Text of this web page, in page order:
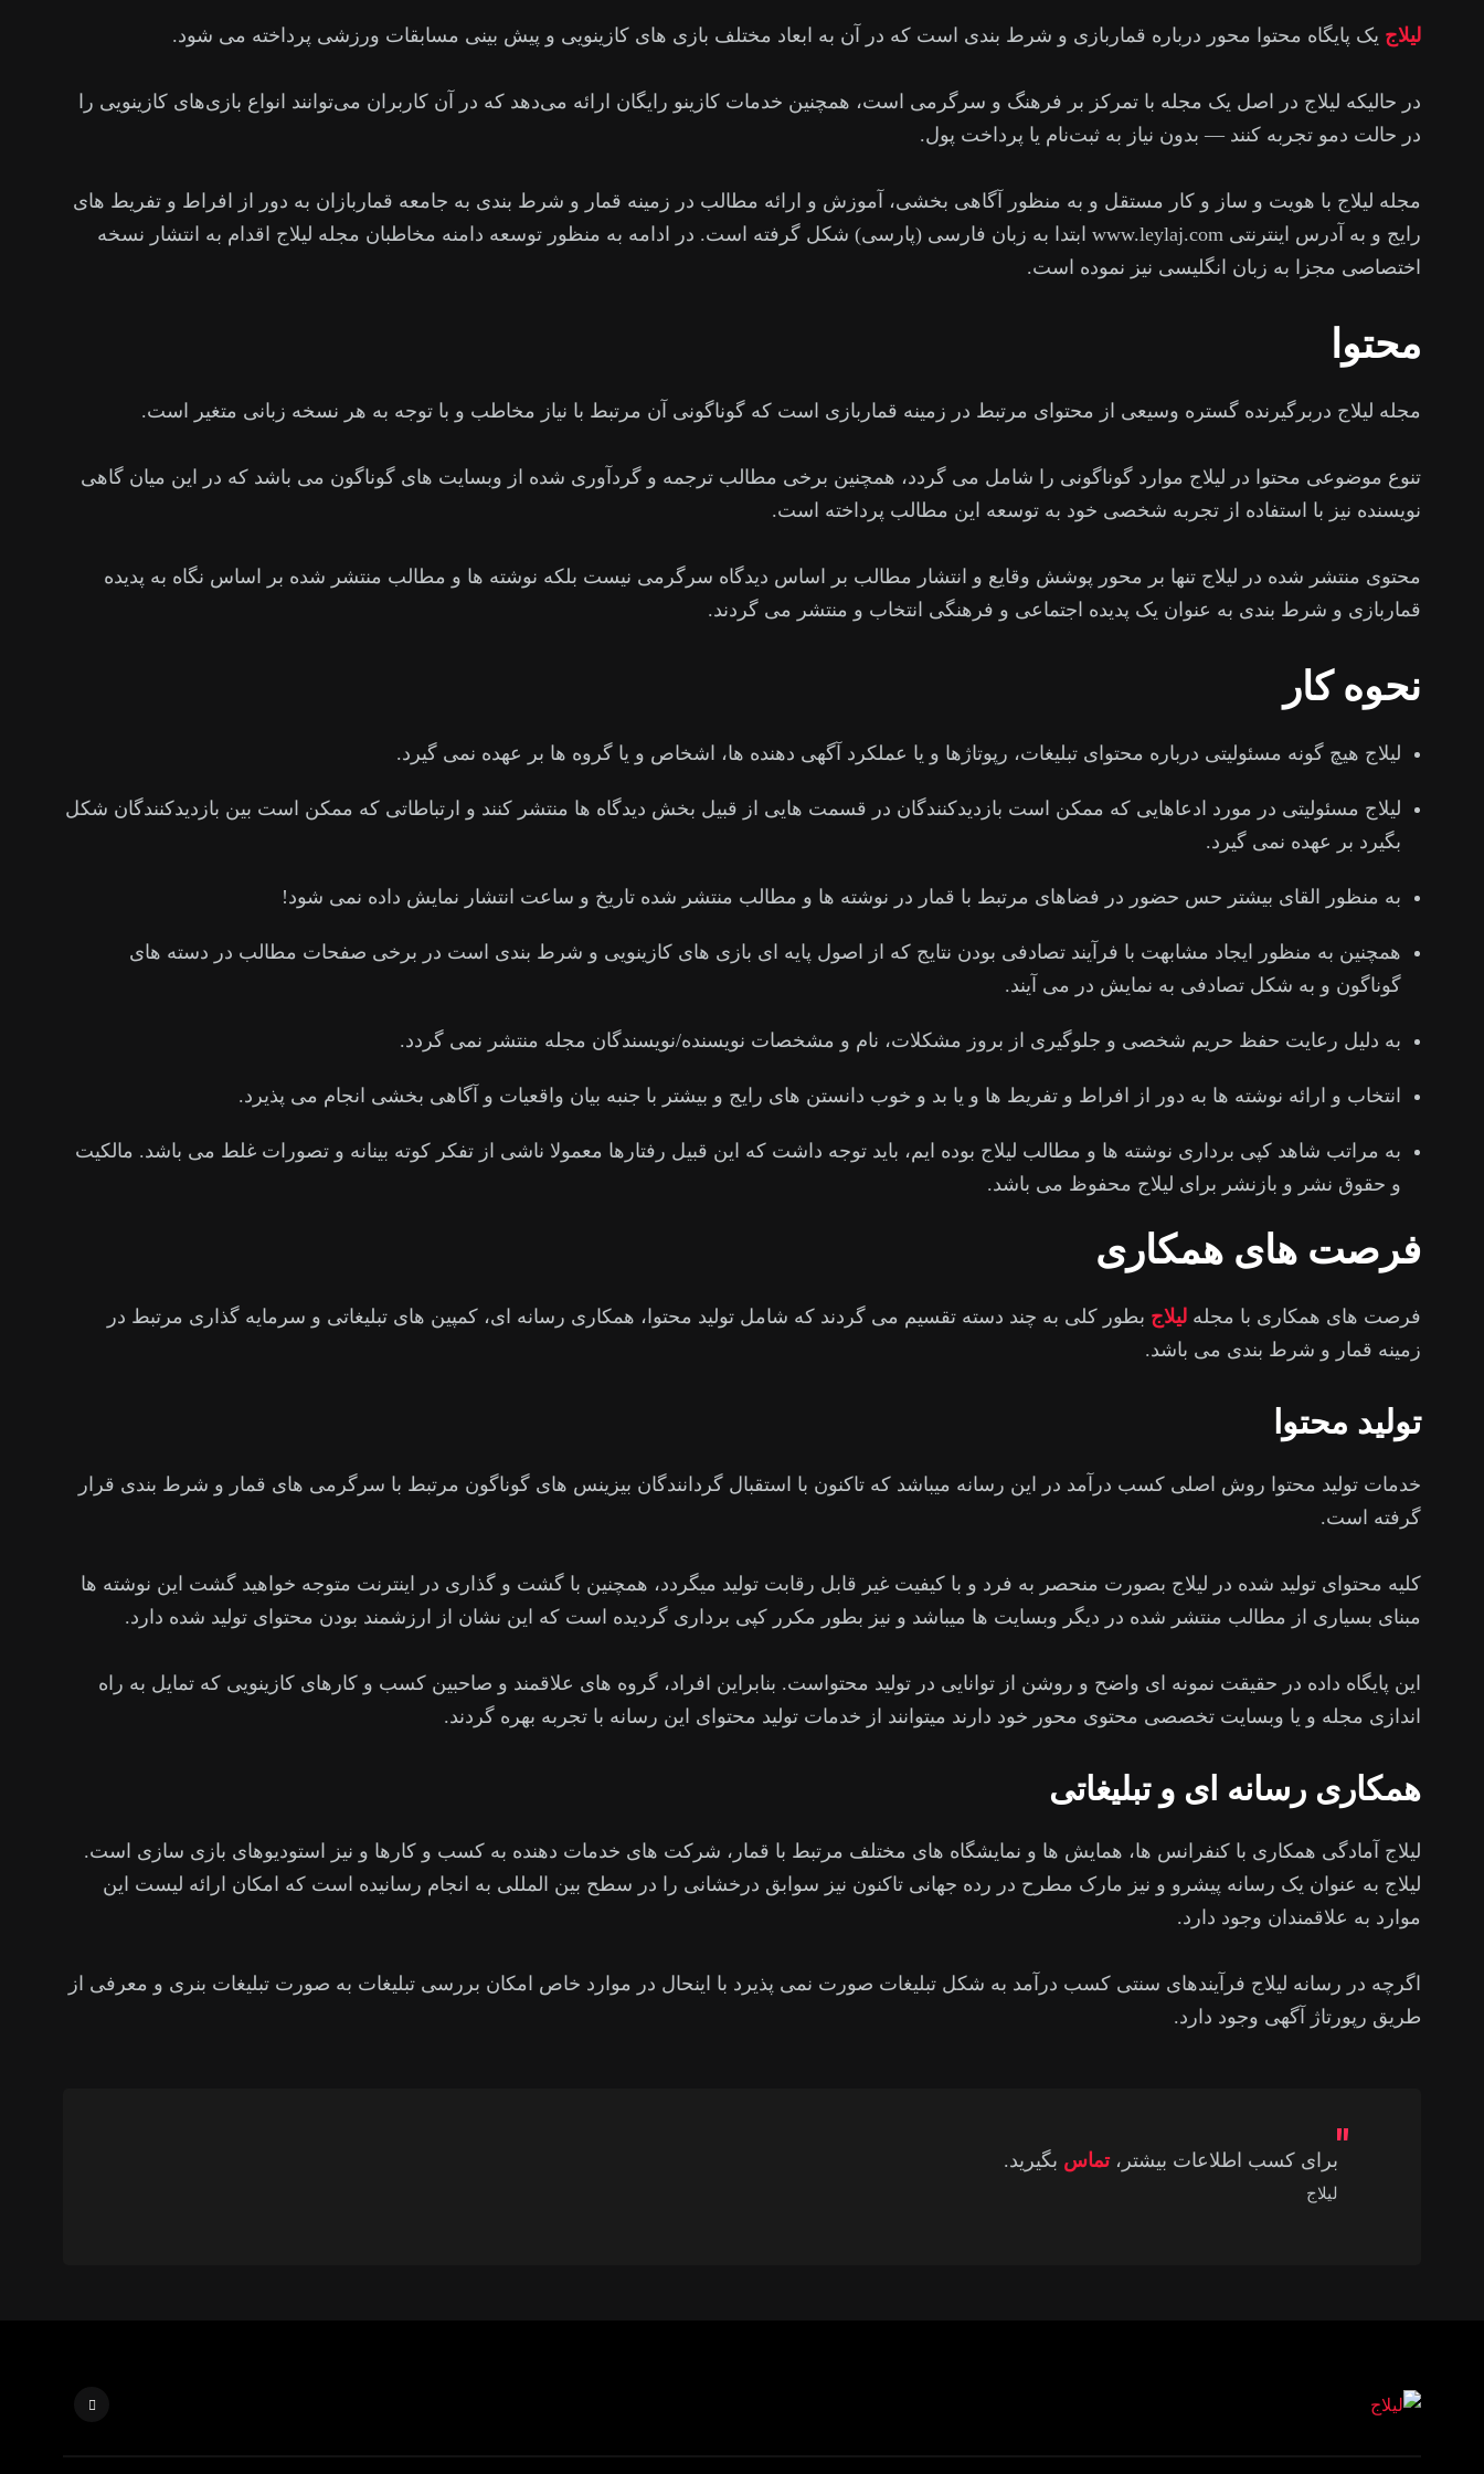
لیلاج یک پایگاه محتوا محور درباره قماربازی و شرط بندی است که در آن به ابعاد مختلف بازی های کازینویی و پیش بینی مسابقات ورزشی پرداخته می شود.
در حالیکه لیلاج در اصل یک مجله با تمرکز بر فرهنگ و سرگرمی است، همچنین خدمات کازینو رایگان ارائه می‌دهد که در آن کاربران می‌توانند انواع بازی‌های کازینویی را
در حالت دمو تجربه کنند — بدون نیاز به ثبت‌نام یا پرداخت پول.
مجله لیلاج با هویت و ساز و کار مستقل و به منظور آگاهی بخشی، آموزش و ارائه مطالب در زمینه قمار و شرط بندی به جامعه قماربازان به دور از افراط و تفریط های
رایج و به آدرس اینترنتی www.leylaj.com ابتدا به زبان فارسی (پارسی) شکل گرفته است. در ادامه به منظور توسعه دامنه مخاطبان مجله لیلاج اقدام به انتشار نسخه
اختصاصی مجزا به زبان انگلیسی نیز نموده است.
محتوا
مجله لیلاج دربرگیرنده گستره وسیعی از محتوای مرتبط در زمینه قماربازی است که گوناگونی آن مرتبط با نیاز مخاطب و با توجه به هر نسخه زبانی متغیر است.
تنوع موضوعی محتوا در لیلاج موارد گوناگونی را شامل می گردد، همچنین برخی مطالب ترجمه و گردآوری شده از وبسایت های گوناگون می باشد که در این میان گاهی
نویسنده نیز با استفاده از تجربه شخصی خود به توسعه این مطالب پرداخته است.
محتوی منتشر شده در لیلاج تنها بر محور پوشش وقایع و انتشار مطالب بر اساس دیدگاه سرگرمی نیست بلکه نوشته ها و مطالب منتشر شده بر اساس نگاه به پدیده
قماربازی و شرط بندی به عنوان یک پدیده اجتماعی و فرهنگی انتخاب و منتشر می گردند.
نحوه کار
لیلاج هیچ گونه مسئولیتی درباره محتوای تبلیغات، رپوتاژها و یا عملکرد آگهی دهنده ها، اشخاص و یا گروه ها بر عهده نمی گیرد.
لیلاج مسئولیتی در مورد ادعاهایی که ممکن است بازدیدکنندگان در قسمت هایی از قبیل بخش دیدگاه ها منتشر کنند و ارتباطاتی که ممکن است بین بازدیدکنندگان شکل
بگیرد بر عهده نمی گیرد.
به منظور القای بیشتر حس حضور در فضاهای مرتبط با قمار در نوشته ها و مطالب منتشر شده تاریخ و ساعت انتشار نمایش داده نمی شود!
همچنین به منظور ایجاد مشابهت با فرآیند تصادفی بودن نتایج که از اصول پایه ای بازی های کازینویی و شرط بندی است در برخی صفحات مطالب در دسته های
گوناگون و به شکل تصادفی به نمایش در می آیند.
به دلیل رعایت حفظ حریم شخصی و جلوگیری از بروز مشکلات، نام و مشخصات نویسنده/نویسندگان مجله منتشر نمی گردد.
انتخاب و ارائه نوشته ها به دور از افراط و تفریط ها و یا بد و خوب دانستن های رایج و بیشتر با جنبه بیان واقعیات و آگاهی بخشی انجام می پذیرد.
به مراتب شاهد کپی برداری نوشته ها و مطالب لیلاج بوده ایم، باید توجه داشت که این قبیل رفتارها معمولا ناشی از تفکر کوته بینانه و تصورات غلط می باشد. مالکیت
و حقوق نشر و بازنشر برای لیلاج محفوظ می باشد.
فرصت های همکاری
فرصت های همکاری با مجله لیلاج بطور کلی به چند دسته تقسیم می گردند که شامل تولید محتوا، همکاری رسانه ای، کمپین های تبلیغاتی و سرمایه گذاری مرتبط در
زمینه قمار و شرط بندی می باشد.
تولید محتوا
خدمات تولید محتوا روش اصلی کسب درآمد در این رسانه میباشد که تاکنون با استقبال گردانندگان بیزینس های گوناگون مرتبط با سرگرمی های قمار و شرط بندی قرار
گرفته است.
کلیه محتوای تولید شده در لیلاج بصورت منحصر به فرد و با کیفیت غیر قابل رقابت تولید میگردد، همچنین با گشت و گذاری در اینترنت متوجه خواهید گشت این نوشته ها
مبنای بسیاری از مطالب منتشر شده در دیگر وبسایت ها میباشد و نیز بطور مکرر کپی برداری گردیده است که این نشان از ارزشمند بودن محتوای تولید شده دارد.
این پایگاه داده در حقیقت نمونه ای واضح و روشن از توانایی در تولید محتواست. بنابراین افراد، گروه های علاقمند و صاحبین کسب و کارهای کازینویی که تمایل به راه
اندازی مجله و یا وبسایت تخصصی محتوی محور خود دارند میتوانند از خدمات تولید محتوای این رسانه با تجربه بهره گردند.
همکاری رسانه ای و تبلیغاتی
لیلاج آمادگی همکاری با کنفرانس ها، همایش ها و نمایشگاه های مختلف مرتبط با قمار، شرکت های خدمات دهنده به کسب و کارها و نیز استودیوهای بازی سازی است.
لیلاج به عنوان یک رسانه پیشرو و نیز مارک مطرح در رده جهانی تاکنون نیز سوابق درخشانی را در سطح بین المللی به انجام رسانیده است که امکان ارائه لیست این
موارد به علاقمندان وجود دارد.
اگرچه در رسانه لیلاج فرآیندهای سنتی کسب درآمد به شکل تبلیغات صورت نمی پذیرد با اینحال در موارد خاص امکان بررسی تبلیغات به صورت تبلیغات بنری و معرفی از
طریق رپورتاژ آگهی وجود دارد.
برای کسب اطلاعات بیشتر،تماس بگیرید.
لیلاج